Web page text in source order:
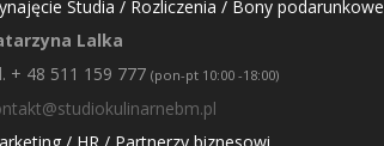
Studia / Rozliczenia / Bony podarunkowe
Lalka
+ 48 511 159 777 (pon-pt 10:00 -18:00)